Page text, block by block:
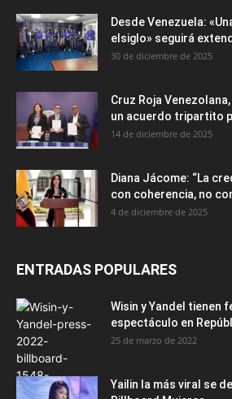
Desde Venezuela:
elsiglo» seguirá
30 de diciembre de 2025
Cruz Roja
un acuerdo tripartito
14 de diciembre de 2025
Diana Jácome: “La
con coherencia, no
4 de diciembre de 2025
ENTRADAS POPULARES
Wisin y Yandel tienen
espectáculo en
25 de marzo de 2022
Yailin la más viral se